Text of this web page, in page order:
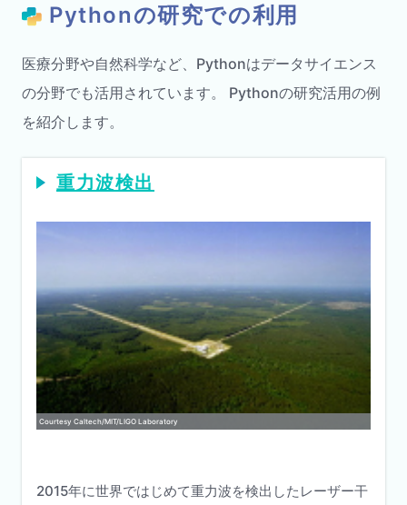
Pythonの研究での利用
医療分野や自然科学など、Pythonはデータサイエンス
の分野でも活用されています。 Pythonの研究活用の例
を紹介します。
重力波検出
Courtesy Caltech/MIT/LIGO Laboratory
2015年に世界ではじめて重力波を検出したレーザー干